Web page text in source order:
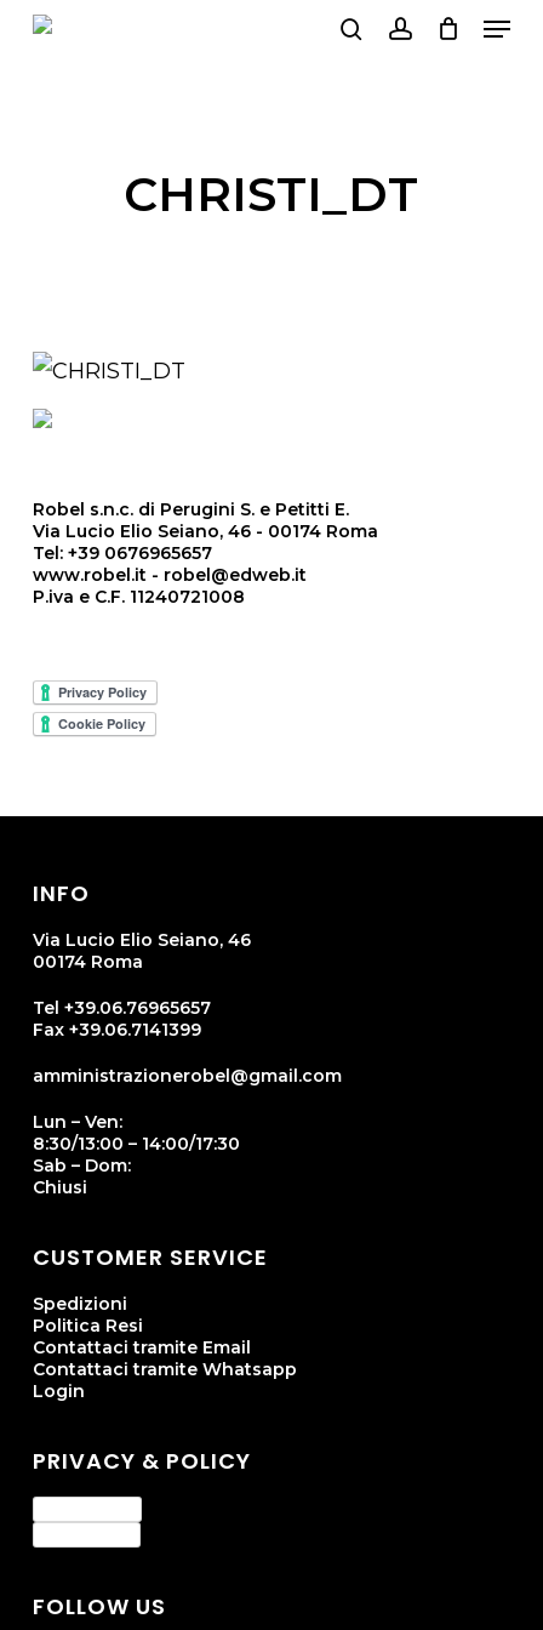
Skip
CHRISTI_DT
Robel s.n.c. di Perugini S. e Petitti E.
Via Lucio Elio Seiano, 46 - 00174 Roma
Tel: +39 0676965657
www.robel.it - robel@edweb.it
P.iva e C.F. 11240721008
INFO
Via Lucio Elio Seiano, 46
00174 Roma
Tel +39.06.76965657
Fax +39.06.7141399
amministrazionerobel@gmail.com
Lun – Ven:
8:30/13:00 – 14:00/17:30
Sab – Dom:
Chiusi
CUSTOMER SERVICE
Spedizioni
Politica Resi
Contattaci tramite Email
Contattaci tramite Whatsapp
Login
PRIVACY & POLICY
FOLLOW US